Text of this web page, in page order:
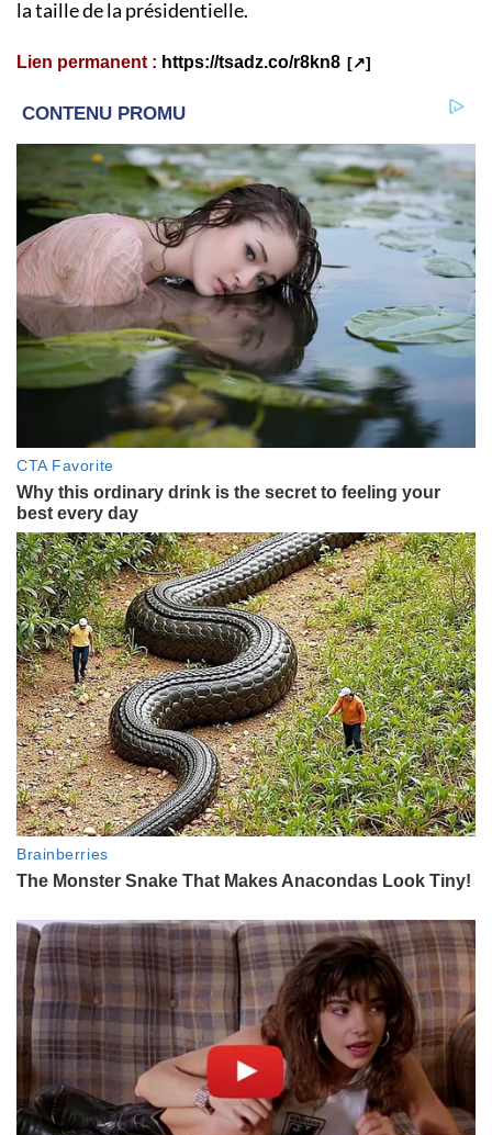
la taille de la présidentielle.
Lien permanent : https://tsadz.co/r8kn8